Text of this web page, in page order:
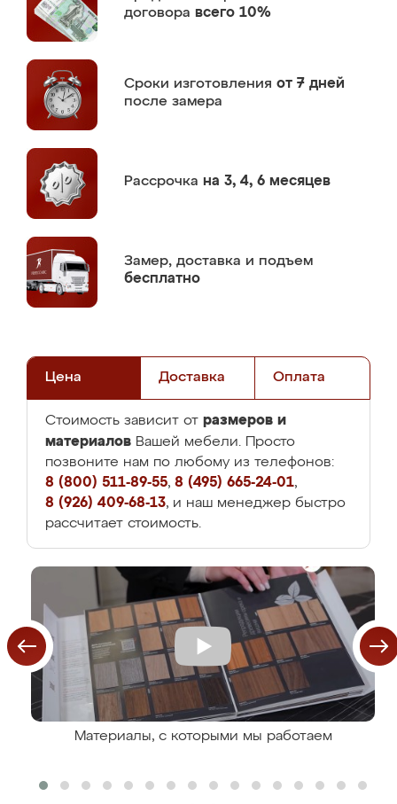
договора всего 10%
Сроки изготовления от 7 дней
после замера
Рассрочка на 3, 4, 6 месяцев
Замер, доставка и подъем
бесплатно
Цена Доставка Оплата
Стоимость зависит от размеров и
материалов Вашей мебели. Просто
позвоните нам по любому из телефонов:
8 (800) 511-89-55, 8 (495) 665-24-01,
8 (926) 409-68-13, и наш менеджер быстро
рассчитает стоимость.
Материалы, с которыми мы работаем